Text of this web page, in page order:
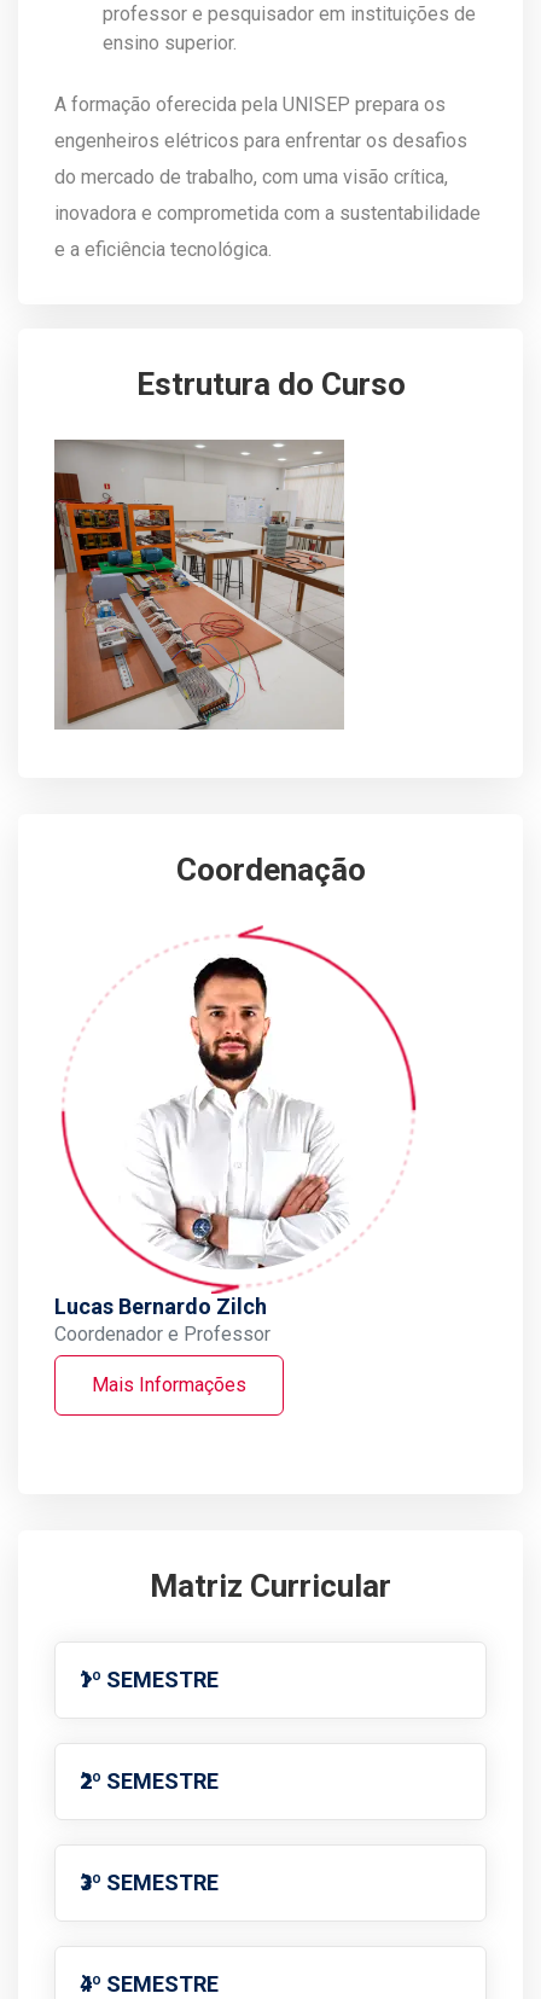
professor e pesquisador em instituições de
ensino superior.
A formação oferecida pela UNISEP prepara os
engenheiros elétricos para enfrentar os desafios
do mercado de trabalho, com uma visão crítica,
inovadora e comprometida com a sustentabilidade
e a eficiência tecnológica.
Estrutura do Curso
Coordenação
Lucas Bernardo Zilch
Coordenador e Professor
Mais Informações
Matriz Curricular
1º SEMESTRE
2º SEMESTRE
3º SEMESTRE
4º SEMESTRE